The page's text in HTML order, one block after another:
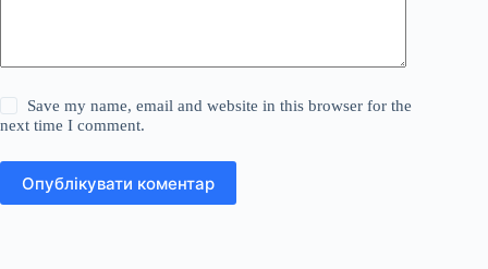
Save my name, email and website in this browser for the
next time I comment.
Опублікувати коментар